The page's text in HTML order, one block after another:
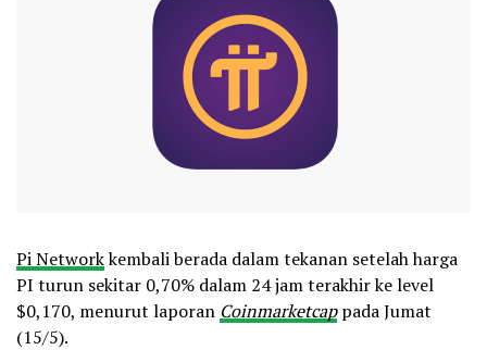
Pi Networkkembali berada dalam tekanan setelah harga
PI turun sekitar 0,70% dalam 24 jam terakhir ke level
$0,170, menurut laporan Coinmarketcappada Jumat
(15/5).